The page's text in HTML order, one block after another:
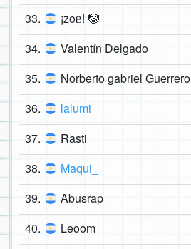
33. ¡zoᥱ! 🤡
34. Valentín Delgado
35. Norberto gabriel Guerrero
36. lalumi
37. Rasti
38. Maqui_
39. Abusrap
40. Leoom